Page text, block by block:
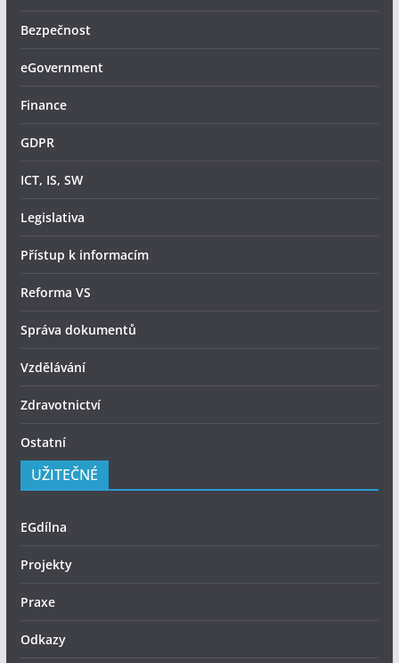
Bezpečnost
eGovernment
Finance
GDPR
ICT, IS, SW
Legislativa
Přístup k informacím
Reforma VS
Správa dokumentů
Vzdělávání
Zdravotnictví
Ostatní
UŽITEČNÉ
EGdílna
Projekty
Praxe
Odkazy